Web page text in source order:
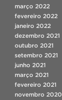
março 2022
fevereiro 2022
janeiro 2022
dezembro 2021
outubro 2021
setembro 2021
junho 2021
março 2021
fevereiro 2021
novembro 2020